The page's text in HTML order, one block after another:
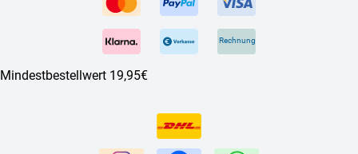
Rechnung
Mindestbestellwert 19,95€